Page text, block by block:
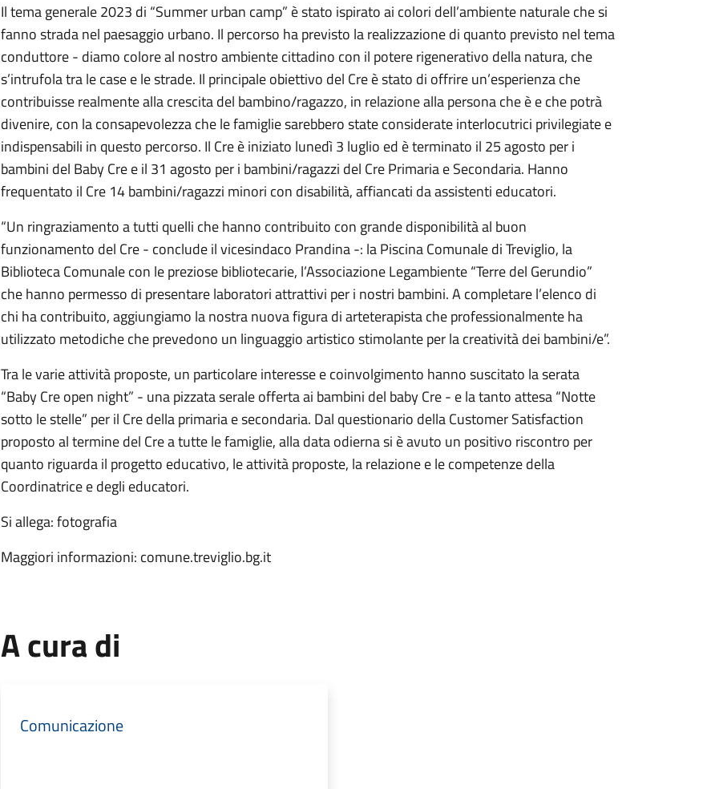
Il tema generale 2023 di “Summer urban camp” è stato ispirato ai colori dell’ambiente naturale che si
fanno strada nel paesaggio urbano. Il percorso ha previsto la realizzazione di quanto previsto nel tema
conduttore - diamo colore al nostro ambiente cittadino con il potere rigenerativo della natura, che
s’intrufola tra le case e le strade. Il principale obiettivo del Cre è stato di offrire un’esperienza che
contribuisse realmente alla crescita del bambino/ragazzo, in relazione alla persona che è e che potrà
divenire, con la consapevolezza che le famiglie sarebbero state considerate interlocutrici privilegiate e
indispensabili in questo percorso. Il Cre è iniziato lunedì 3 luglio ed è terminato il 25 agosto per i
bambini del Baby Cre e il 31 agosto per i bambini/ragazzi del Cre Primaria e Secondaria. Hanno
frequentato il Cre 14 bambini/ragazzi minori con disabilità, affiancati da assistenti educatori.
“Un ringraziamento a tutti quelli che hanno contribuito con grande disponibilità al buon
funzionamento del Cre - conclude il vicesindaco Prandina -: la Piscina Comunale di Treviglio, la
Biblioteca Comunale con le preziose bibliotecarie, l’Associazione Legambiente “Terre del Gerundio”
che hanno permesso di presentare laboratori attrattivi per i nostri bambini. A completare l’elenco di
chi ha contribuito, aggiungiamo la nostra nuova figura di arteterapista che professionalmente ha
utilizzato metodiche che prevedono un linguaggio artistico stimolante per la creatività dei bambini/e”.
Tra le varie attività proposte, un particolare interesse e coinvolgimento hanno suscitato la serata
“Baby Cre open night” - una pizzata serale offerta ai bambini del baby Cre - e la tanto attesa “Notte
sotto le stelle” per il Cre della primaria e secondaria. Dal questionario della Customer Satisfaction
proposto al termine del Cre a tutte le famiglie, alla data odierna si è avuto un positivo riscontro per
quanto riguarda il progetto educativo, le attività proposte, la relazione e le competenze della
Coordinatrice e degli educatori.
Si allega: fotografia
Maggiori informazioni: comune.treviglio.bg.it
A cura di
Comunicazione